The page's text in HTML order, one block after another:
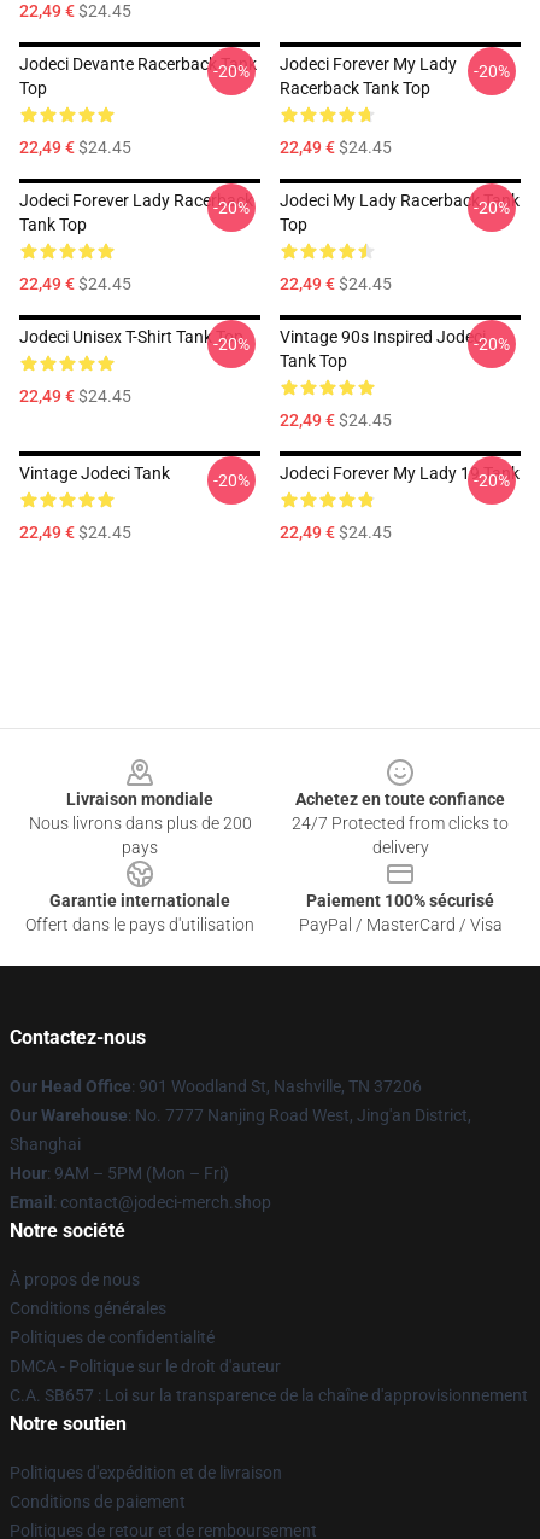
22,49 €$24.45
Jodeci Devante Racerback Tank
Top
22,49 €$24.45
-20%
Jodeci Forever My Lady
Racerback Tank Top
22,49 €$24.45
-20%
Jodeci Forever Lady Racerback
Tank Top
22,49 €$24.45
-20%
Jodeci My Lady Racerback Tank
Top
22,49 €$24.45
-20%
Jodeci Unisex T-Shirt Tank Top
22,49 €$24.45
-20%
Vintage 90s Inspired Jodeci
Tank Top
22,49 €$24.45
-20%
Vintage Jodeci Tank
22,49 €$24.45
-20% Jodeci Forever My Lady 19 Tank
22,49 €$24.45
-20%
Livraison mondiale
Nous livrons dans plus de 200
pays
Achetez en toute confiance
24/7 Protected from clicks to
delivery
Garantie internationale
Offert dans le pays d'utilisation
Paiement 100% sécurisé
PayPal / MasterCard / Visa
Contactez-nous
Our Head Office: 901 Woodland St, Nashville, TN 37206
Our Warehouse: No. 7777 Nanjing Road West, Jing'an District,
Shanghai
Hour: 9AM – 5PM (Mon – Fri)
Email : contact@jodeci-merch.shop
Notre société
À propos de nous
Conditions générales
Politiques de confidentialité
DMCA - Politique sur le droit d'auteur
C.A. SB657 : Loi sur la transparence de la chaîne d'approvisionnement
Notre soutien
Politiques d'expédition et de livraison
Conditions de paiement
Politiques de retour et de remboursement